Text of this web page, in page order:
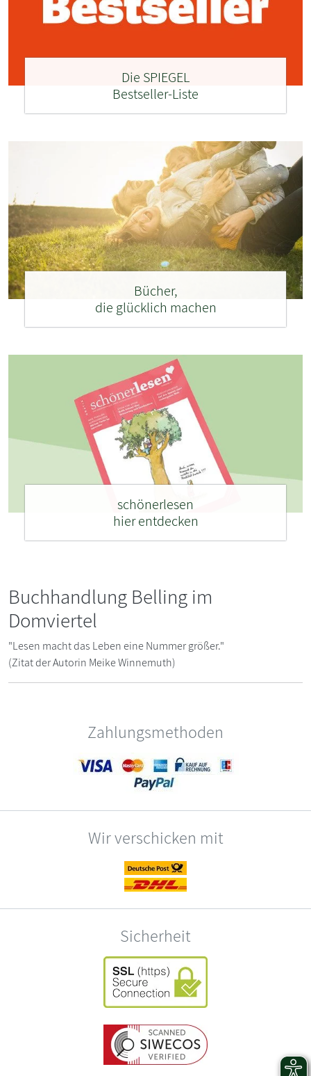
Die SPIEGEL
Bestseller-Liste
Bücher,
die glücklich machen
schönerlesen
hier entdecken
Buchhandlung Belling im
Domviertel
"Lesen macht das Leben eine Nummer größer."
(Zitat der Autorin Meike Winnemuth)
Zahlungsmethoden
Wir verschicken mit
Sicherheit